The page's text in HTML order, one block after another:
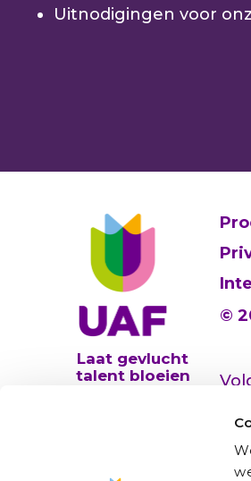
Uitnodigingen voor
Laat gevlucht
talent bloeien
©